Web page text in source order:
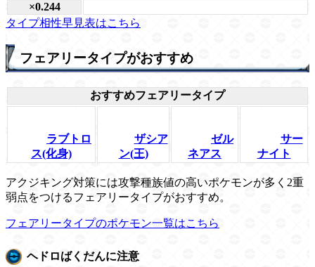
×0.244
タイプ相性早見表はこちら
フェアリータイプがおすすめ
おすすめフェアリータイプ
ラブトロ
ス(化身)
ザシア
ン(王)
ゼル
ネアス
サー
ナイト
アクジキング対策には攻撃種族値の高いポケモンが多く2重
弱点をつけるフェアリータイプがおすすめ。
フェアリータイプのポケモン一覧はこちら
ヘドロばくだんに注意